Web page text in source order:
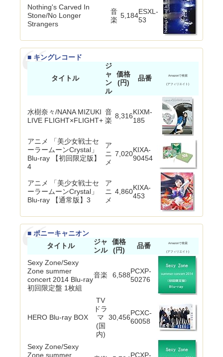
Nothing's Carved In
Stone/No Longer
Strangers
音
楽
5,184ESXL-
53
■ キングレコード
タイトル
ジ
ャ
ン
ル
価格
(円)
品番 Amazonで検索
(アフィリエイト)
水樹奈々/NANA MIZUKI
LIVE FLIGHT×FLIGHT+
音
楽
8,316KIXM-
185
アニメ 「美少女戦士セ
ーラームーンCrystal」
Blu-ray 【初回限定版】
4
ア
ニ
メ
7,020KIXA-
90454
アニメ 「美少女戦士セ
ーラームーンCrystal」
Blu-ray 【通常版】3
ア
ニ
メ
4,860KIXA-
453
■ ポニーキャニオン
タイトル
ジャ
ンル
価格
(円)
品番 Amazonで検索
(アフィリエイト)
Sexy Zone/Sexy
Zone summer
concert 2014 Blu-ray
初回限定盤 1枚組
音楽 6,588PCXP-
50276
HERO Blu-ray BOX
TV
ドラ
マ
(国
内)
30,456
PCXC-
60058
Sexy Zone/Sexy
Zone summer
PCXP-